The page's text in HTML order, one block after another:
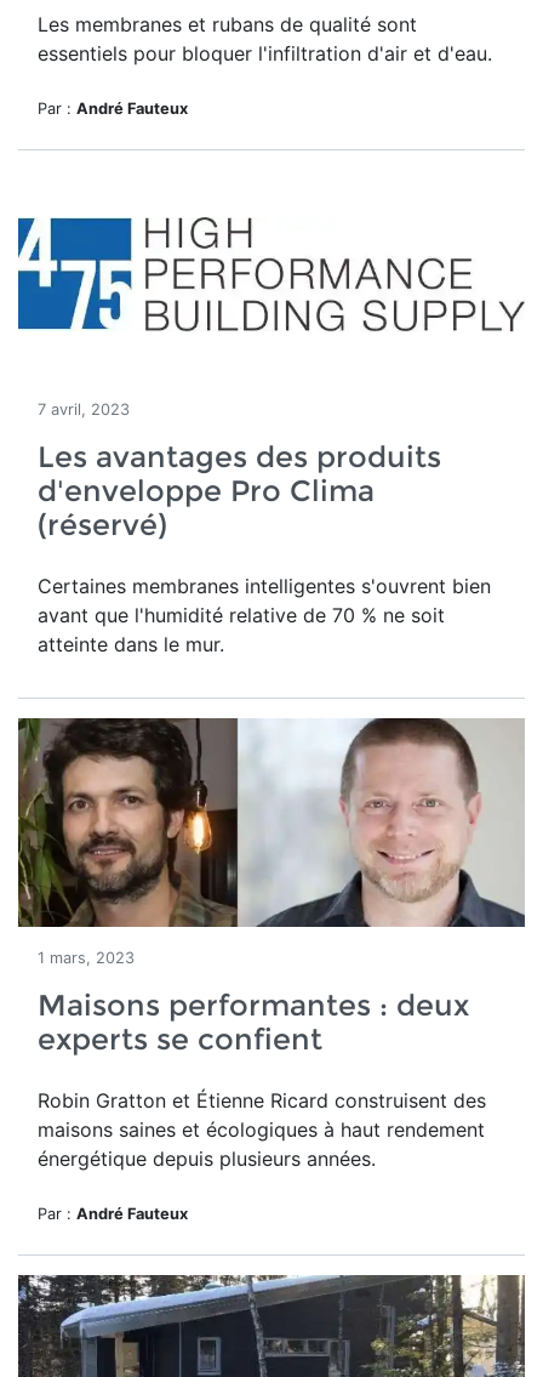
Les membranes et rubans de qualité sont
essentiels pour bloquer l'infiltration d'air et d'eau.
Par : André Fauteux
7 avril, 2023
Les avantages des produits
d'enveloppe Pro Clima
(réservé)
Certaines membranes intelligentes s'ouvrent bien
avant que l'humidité relative de 70 % ne soit
atteinte dans le mur.
1 mars, 2023
Maisons performantes : deux
experts se confient
Robin Gratton et Étienne Ricard construisent des
maisons saines et écologiques à haut rendement
énergétique depuis plusieurs années.
Par : André Fauteux